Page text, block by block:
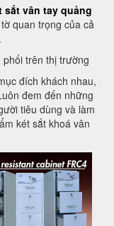
sắt vân tay quảng
quan trọng của cả
trên thị trường
đích khách nhau,
đem đến những
tiêu dùng và làm
két sắt khoá vân